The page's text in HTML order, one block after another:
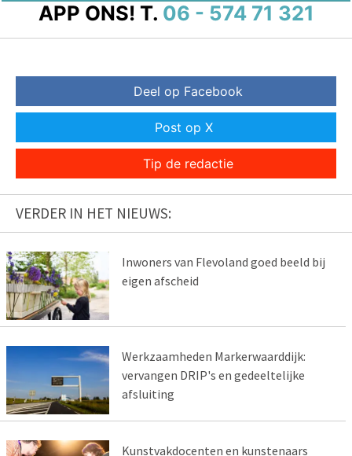
APP ONS! T. 06 - 574 71 321
Deel op Facebook
Post op X
Tip de redactie
VERDER IN HET NIEUWS:
Inwoners van Flevoland goed beeld bij
eigen afscheid
Werkzaamheden Markerwaarddijk:
vervangen DRIP's en gedeeltelijke
afsluiting
Kunstvakdocenten en kunstenaars